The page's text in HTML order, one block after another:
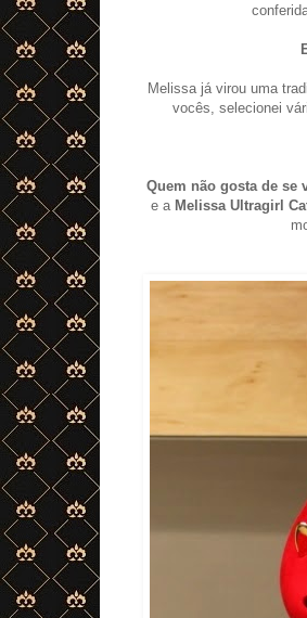
Melissa já virou uma
vocês, selecionei
Quem não gosta de se
e a Melissa Ultragirl